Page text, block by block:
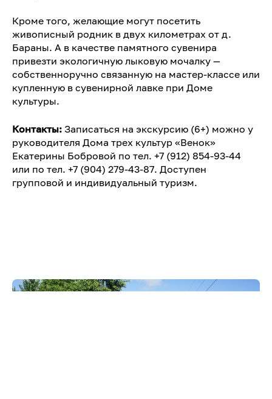
Кроме того, желающие могут посетить
живописный родник в двух километрах от д.
Бараны. А в качестве памятного сувенира
привезти экологичную лыковую мочалку —
собственноручно связанную на мастер-классе или
купленную в сувенирной лавке при Доме
культуры.
Контакты: Записаться на экскурсию (6+) можно у
руководителя Дома трех культур «Венок»
Екатерины Бобровой по тел. +7 (912) 854-93-44
или по тел. +7 (904) 279-43-87. Доступен
групповой и индивидуальный туризм.